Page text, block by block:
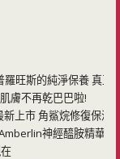
旺斯的純淨保養 真正
膚不再乾巴巴啦!
上市 角鯊烷修復保濕
神經醯胺精華